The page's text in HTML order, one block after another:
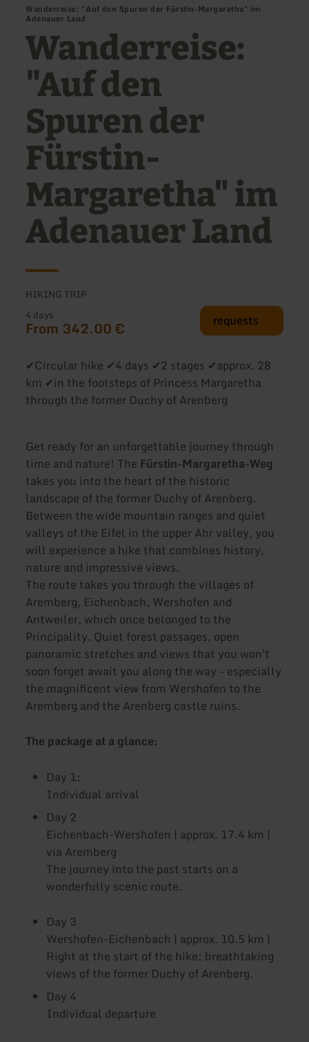
Wanderreise: "Auf den Spuren der Fürstin-Margaretha" im
Adenauer Land
Wanderreise:
"Auf den
Spuren der
Fürstin-
Margaretha" im
Adenauer Land
HIKING TRIP
4 days
From 342.00 € requests
✔Circular hike ✔4 days ✔2 stages ✔approx. 28
km ✔in the footsteps of Princess Margaretha
through the former Duchy of Arenberg
Get ready for an unforgettable journey through
time and nature! The Fürstin-Margaretha-Weg
takes you into the heart of the historic
landscape of the former Duchy of Arenberg.
Between the wide mountain ranges and quiet
valleys of the Eifel in the upper Ahr valley, you
will experience a hike that combines history,
nature and impressive views.
The route takes you through the villages of
Aremberg, Eichenbach, Wershofen and
Antweiler, which once belonged to the
Principality. Quiet forest passages, open
panoramic stretches and views that you won't
soon forget await you along the way - especially
the magnificent view from Wershofen to the
Aremberg and the Arenberg castle ruins.
The package at a glance:
Day 1:
Individual arrival
Day 2
Eichenbach-Wershofen | approx. 17.4 km |
via Aremberg
The journey into the past starts on a
wonderfully scenic route.
Day 3
Wershofen-Eichenbach | approx. 10.5 km |
Right at the start of the hike: breathtaking
views of the former Duchy of Arenberg.
Day 4
Individual departure